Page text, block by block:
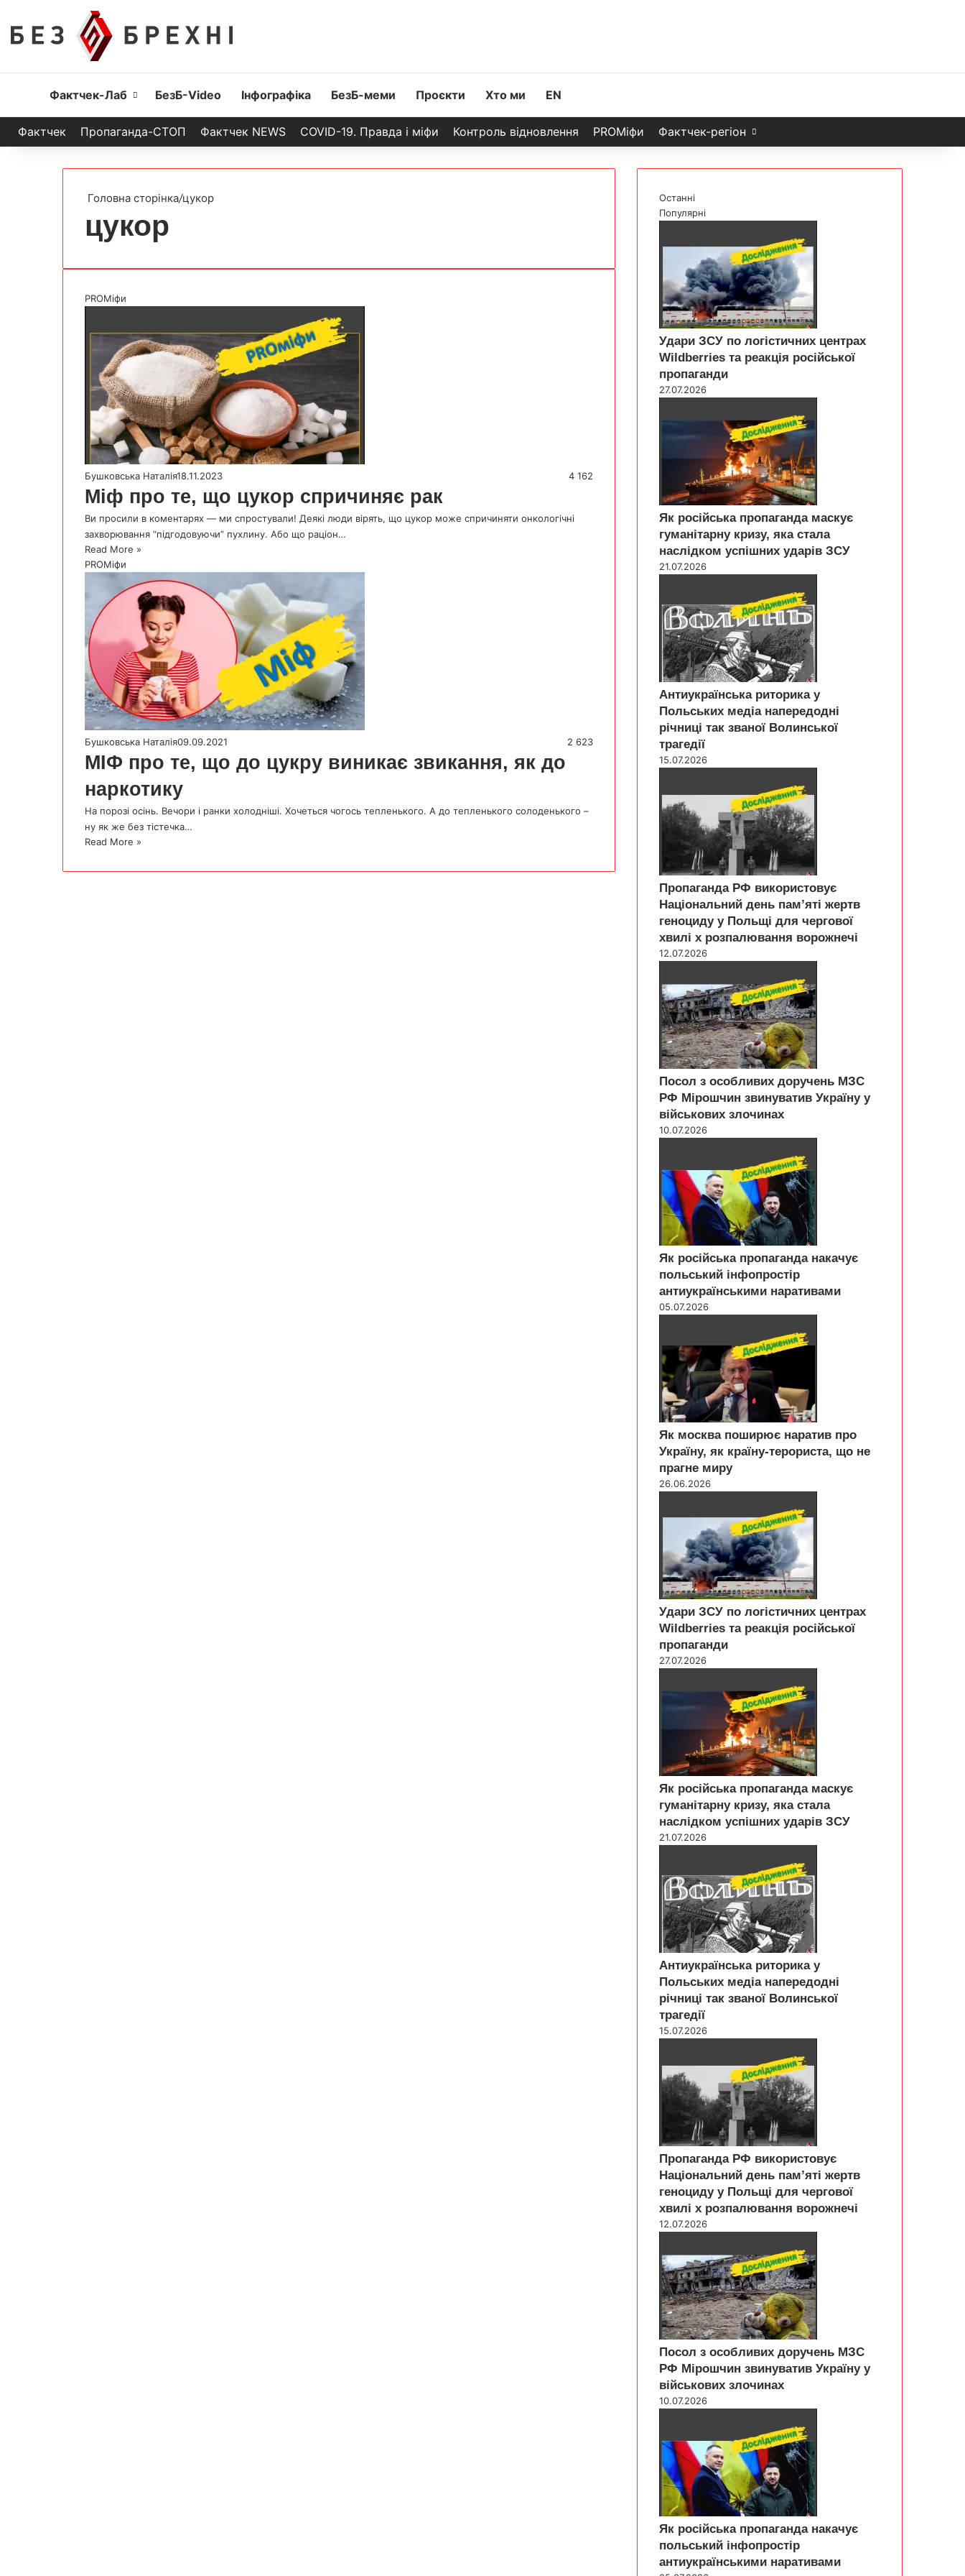
Головна
Фактчек-Лаб БезБ-Video Інфографіка БезБ-меми Проєкти Хто ми EN
Фактчек Пропаганда-СТОП Фактчек NEWS COVID-19. Правда і міфи Контроль відновлення PROМіфи Фактчек-регіон
Головна сторінка/цукор
цукор
PROМіфи
Бушковська Наталія18.11.2023 4 162
Міф про те, що цукор спричиняє рак
Ви просили в коментарях — ми спростували! Деякі люди вірять, що цукор може спричиняти онкологічні
захворювання “підгодовуючи” пухлину. Або що раціон…
Read More »
PROМіфи
Бушковська Наталія09.09.2021 2 623
МІФ про те, що до цукру виникає звикання, як до
наркотику
На порозі осінь. Вечори і ранки холодніші. Хочеться чогось тепленького. А до тепленького солоденького –
ну як же без тістечка…
Read More »
Останні
Популярні
Удари ЗСУ по логістичних центрах
Wildberries та реакція російської
пропаганди
27.07.2026
Як російська пропаганда маскує
гуманітарну кризу, яка стала
наслідком успішних ударів ЗСУ
21.07.2026
Антиукраїнська риторика у
Польських медіа напередодні
річниці так званої Волинської
трагедії
15.07.2026
Пропаганда РФ використовує
Національний день пам’яті жертв
геноциду у Польщі для чергової
хвилі х розпалювання ворожнечі
12.07.2026
Посол з особливих доручень МЗС
РФ Мірошчин звинуватив Україну у
військових злочинах
10.07.2026
Як російська пропаганда накачує
польський інфопростір
антиукраїнськими наративами
05.07.2026
Як москва поширює наратив про
Україну, як країну-терориста, що не
прагне миру
26.06.2026
Удари ЗСУ по логістичних центрах
Wildberries та реакція російської
пропаганди
27.07.2026
Як російська пропаганда маскує
гуманітарну кризу, яка стала
наслідком успішних ударів ЗСУ
21.07.2026
Антиукраїнська риторика у
Польських медіа напередодні
річниці так званої Волинської
трагедії
15.07.2026
Пропаганда РФ використовує
Національний день пам’яті жертв
геноциду у Польщі для чергової
хвилі х розпалювання ворожнечі
12.07.2026
Посол з особливих доручень МЗС
РФ Мірошчин звинуватив Україну у
військових злочинах
10.07.2026
Як російська пропаганда накачує
польський інфопростір
антиукраїнськими наративами